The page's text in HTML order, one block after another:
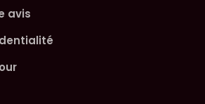
avis